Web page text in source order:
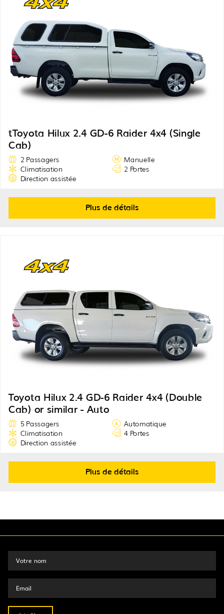
tToyota Hilux 2.4 GD-6 Raider 4x4 (Single
Cab)
2 Passagers
Manuelle
Climatisation
2 Portes
Direction assistée
Plus de détails
Toyota Hilux 2.4 GD-6 Raider 4x4 (Double
Cab) or similar - Auto
5 Passagers
Automatique
Climatisation
4 Portes
Direction assistée
Plus de détails